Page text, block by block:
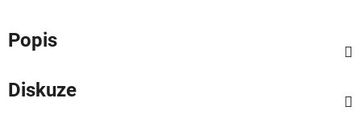
Popis
Diskuze